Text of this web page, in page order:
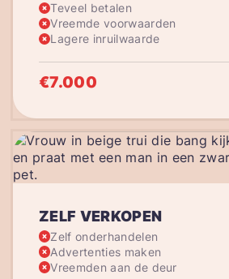
Teveel betalen
Vreemde voorwaarden
Lagere inruilwaarde
€7.000
ZELF VERKOPEN
Zelf onderhandelen
Advertenties maken
Vreemden aan de deur